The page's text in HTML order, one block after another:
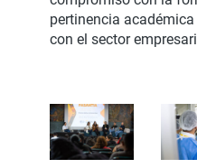
pertinencia
con el sector